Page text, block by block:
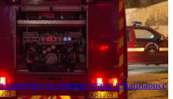
квартиру на первом этаже в Каппарисе